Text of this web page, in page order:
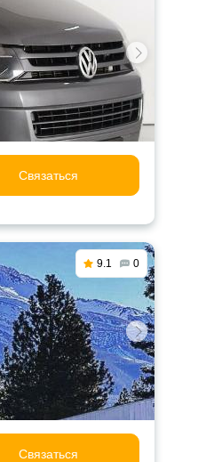
Связаться
9.1 0
Связаться